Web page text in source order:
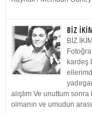
BİZ
BİZ
kardeş
alıştım Ve unuttum
olmanın ve umudun